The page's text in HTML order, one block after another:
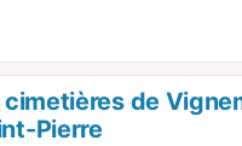
pour l'exemple, cette
champs retrace
lieux.
cimetières de
Pierre